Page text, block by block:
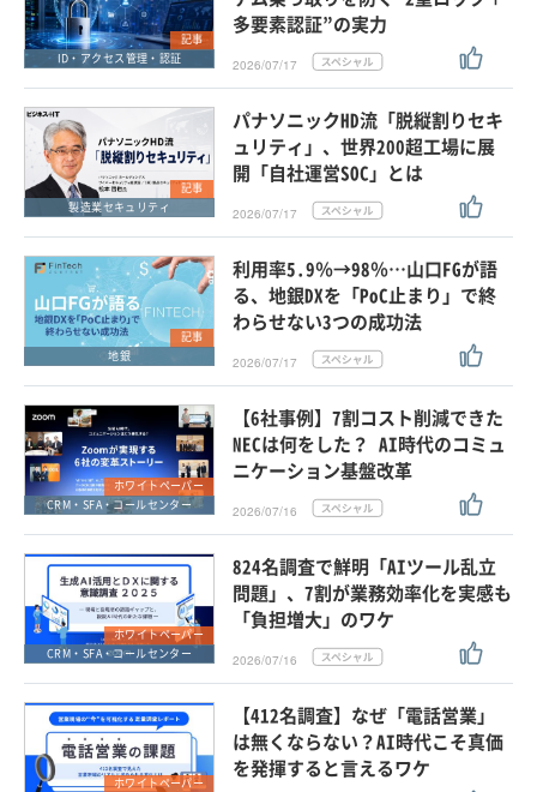
記事
ID・アクセス管理・認証
多要素認証”の実力
2026/07/17
記事
製造業セキュリティ
パナソニックHD流「脱縦割りセキ
ュリティ」、世界200超工場に展
開「自社運営SOC」とは
2026/07/17
記事
地銀
利用率5.9％→98％…山口FGが語
る、地銀DXを「PoC止まり」で終
わらせない3つの成功法
2026/07/17
ホワイトペーパー
CRM・SFA・コールセンター
【6社事例】7割コスト削減できた
NECは何をした？ AI時代のコミュ
ニケーション基盤改革
2026/07/16
ホワイトペーパー
CRM・SFA・コールセンター
824名調査で鮮明「AIツール乱立
問題」、7割が業務効率化を実感も
「負担増大」のワケ
2026/07/16
ホワイトペーパー
【412名調査】なぜ「電話営業」
は無くならない？AI時代こそ真価
を発揮すると言えるワケ